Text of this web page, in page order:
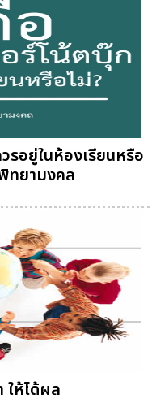
รอยู่ในห้องเรียนหรือ
ทยามงคล
ให้ได้ผล